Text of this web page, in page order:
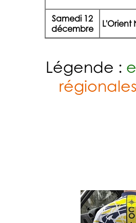
Samedi 12
décembre
L'Orient
Légende :